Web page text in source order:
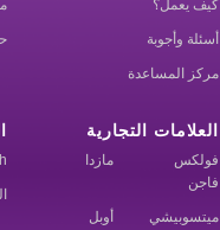
كيف يعمل؟
أسئلة وأجوبة
مركز المساعدة
العلامات التجارية
فولكس
فاجن
مازدا
ميتسوبيشي أوبل